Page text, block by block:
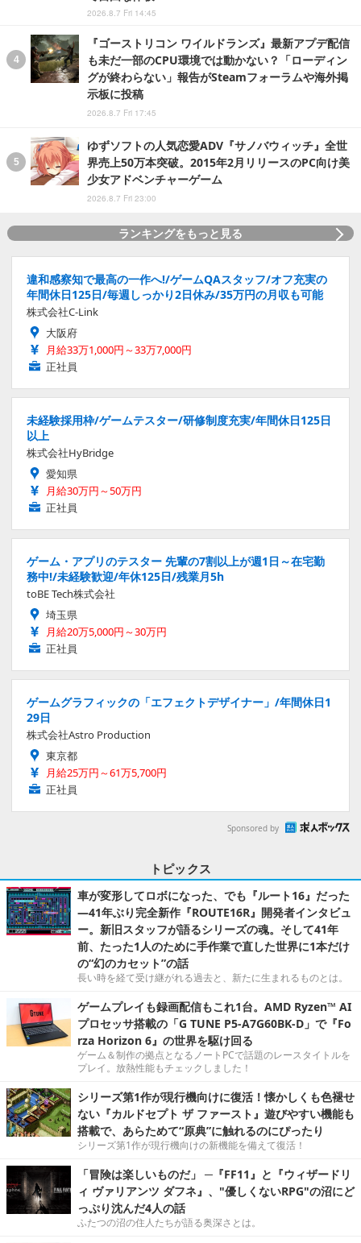
2026.8.7 Fri 14:45
『ゴーストリコン ワイルドランズ』最新アプデ配信
も未だ一部のCPU環境では動かない？「ローディン
グが終わらない」報告がSteamフォーラムや海外掲
示板に投稿
2026.8.7 Fri 17:45
ゆずソフトの人気恋愛ADV『サノバウィッチ』全世
界売上50万本突破。2015年2月リリースのPC向け美
少女アドベンチャーゲーム
2026.8.7 Fri 23:00
ランキングをもっと見る
違和感察知で最高の一作へ!/ゲームQAスタッフ/オフ充実の
年間休日125日/毎週しっかり2日休み/35万円の月収も可能
株式会社C-Link
大阪府
月給33万1,000円～33万7,000円
正社員
未経験採用枠/ゲームテスター/研修制度充実/年間休日125日
以上
株式会社HyBridge
愛知県
月給30万円～50万円
正社員
ゲーム・アプリのテスター 先輩の7割以上が週1日～在宅勤
務中!/未経験歓迎/年休125日/残業月5h
toBE Tech株式会社
埼玉県
月給20万5,000円～30万円
正社員
ゲームグラフィックの「エフェクトデザイナー」/年間休日1
29日
株式会社Astro Production
東京都
月給25万円～61万5,700円
正社員
Sponsored by
トピックス
車が変形してロボになった、でも『ルート16』だった
―41年ぶり完全新作『ROUTE16R』開発者インタビュ
ー。新旧スタッフが語るシリーズの魂。そして41年
前、たった1人のために手作業で直した世界に1本だけ
の“幻のカセット”の話
長い時を経て受け継がれる過去と、新たに生まれるものとは。
ゲームプレイも録画配信もこれ1台。AMD Ryzen™ AI
プロセッサ搭載の「G TUNE P5-A7G60BK-D」で『Fo
rza Horizon 6』の世界を駆け回る
ゲーム＆制作の拠点となるノートPCで話題のレースタイトルを
プレイ。放熱性能もチェックしました！
シリーズ第1作が現行機向けに復活！懐かしくも色褪せ
ない『カルドセプト ザ ファースト』遊びやすい機能も
搭載で、あらためて“原典”に触れるのにぴったり
シリーズ第1作が現行機向けの新機能を備えて復活！
「冒険は楽しいものだ」 ─『FF11』と『ウィザードリ
ィ ヴァリアンツ ダフネ』、"優しくないRPG"の沼にど
っぷり沈んだ4人の話
ふたつの沼の住人たちが語る奥深さとは。